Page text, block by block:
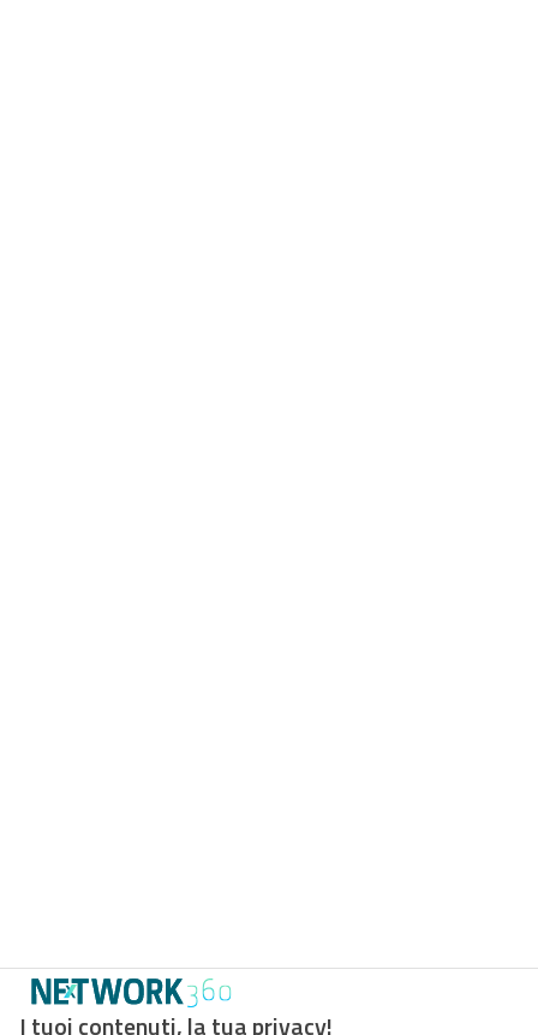
I tuoi contenuti, la tua privacy!